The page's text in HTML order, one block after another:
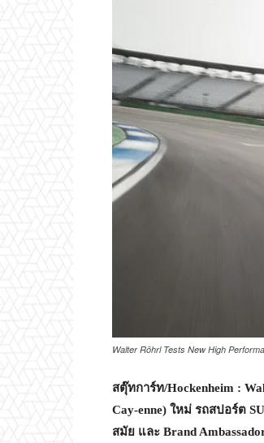
Walter Röhrl Tests New High
สตุ๊ทการ์ท/Hockenheim :
Cay-enne) ใหม่ รถสปอร์ต
สมัย และ Brand